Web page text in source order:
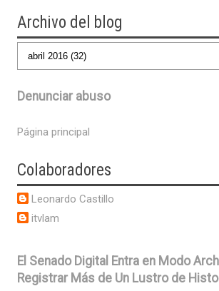
Archivo del blog
Denunciar abuso
Página principal
Colaboradores
Leonardo Castillo
itvlam
El Senado Digital Entra en Modo
Registrar Más de Un Lustro de